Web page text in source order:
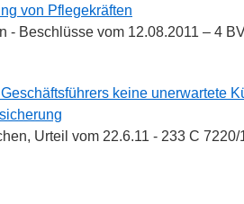
von Pflegekräften
- Beschlüsse vom 12.08.2011 – 4
keine unerwartete
Urteil vom 22.6.11 - 233 C